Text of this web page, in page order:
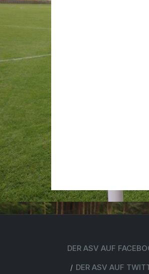
DER ASV AUF
DER ASV AUF